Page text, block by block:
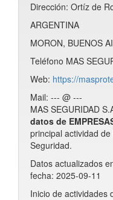
Dirección: Ortíz de
ARGENTINA
MORON, BUENOS
Teléfono MAS
Web: https://
Mail: --- @ ---
MAS SEGURIDAD
datos de
principal actividad de
Seguridad.
Datos actualizados
fecha: 2025-09-11
Inicio de actividades